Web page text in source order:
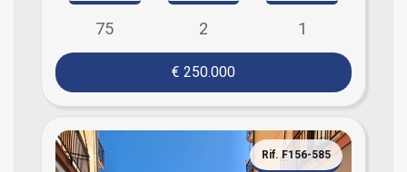
75 2 1
€ 250.000
Rif. F156-585